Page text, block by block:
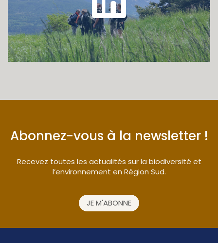
Abonnez-vous à la newsletter !
Recevez toutes les actualités sur la biodiversité et
l’environnement en Région Sud.
JE M'ABONNE